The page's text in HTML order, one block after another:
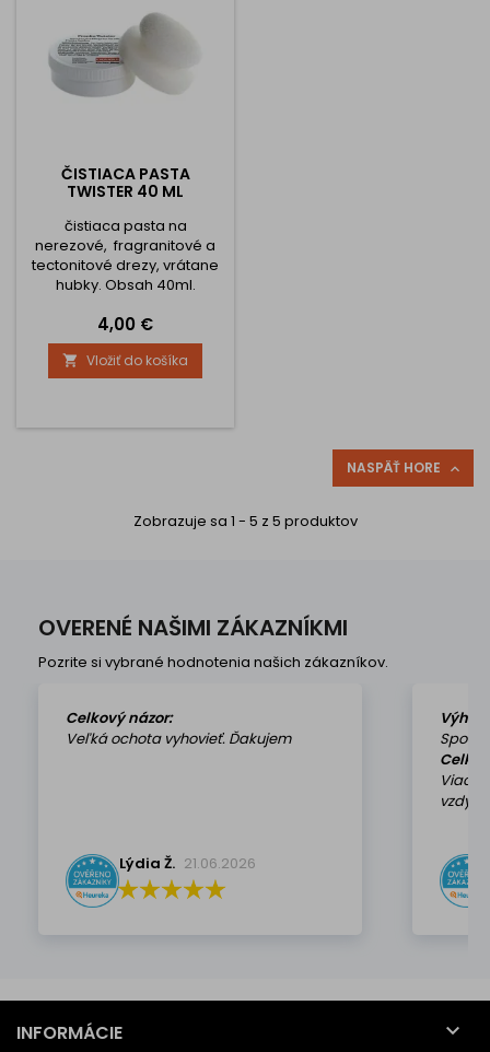
ČISTIACA PASTA
TWISTER 40 ML
čistiaca pasta na
nerezové, fragranitové a
tectonitové drezy, vrátane
hubky. Obsah 40ml.
Cena
4,00 €
 Vložiť do košíka
NASPÄŤ HORE 
Zobrazuje sa 1 - 5 z 5 produktov
OVERENÉ NAŠIMI ZÁKAZNÍKMI
Pozrite si vybrané hodnotenia našich zákazníkov.
Celkový názor:
Veľká ochota vyhovieť. Ďakujem
Lýdia Ž. 21.06.2026
vzdy k
INFORMÁCIE 